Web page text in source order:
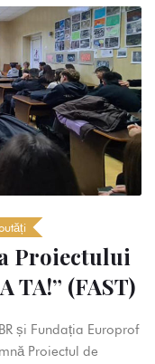
Proiectului
TA!” (FAST)
și Fundația Europrof
Proiectul de